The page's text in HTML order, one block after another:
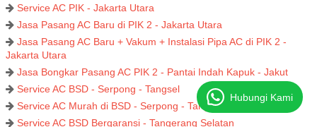
Service AC PIK - Jakarta Utara
Jasa Pasang AC Baru di PIK 2 - Jakarta Utara
Jasa Pasang AC Baru + Vakum + Instalasi Pipa AC di PIK 2 -
Jakarta Utara
Jasa Bongkar Pasang AC PIK 2 - Pantai Indah Kapuk - Jakut
Service AC BSD - Serpong - Tangsel
Service AC Murah di BSD - Serpong - Tangerang Selatan
Service AC BSD Bergaransi - Tangerang Selatan
Hubungi Kami